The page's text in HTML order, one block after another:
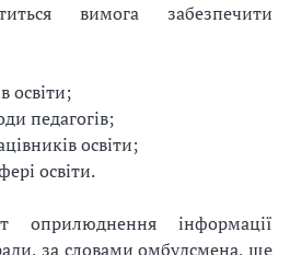
вимога забезпечити
освіти;
педагогів;
освіти;
освіти.
інформації
ради, за словами омбудсмена, ще